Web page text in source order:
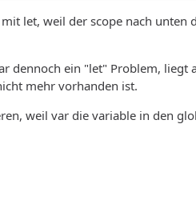
let, weil der scope nach
dennoch ein "let" Problem,
mehr vorhanden ist.
weil var die variable in den